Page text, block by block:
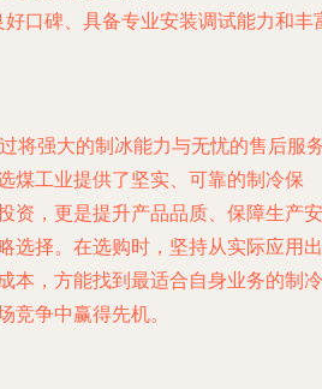
好口碑、具备专业安装调试能力和丰
将强大的制冰能力与无忧的售后服
煤工业提供了坚实、可靠的制冷保
资，更是提升产品品质、保障生产安
选择。在选购时，坚持从实际应用出
本，方能找到最适合自身业务的制冷
竞争中赢得先机。